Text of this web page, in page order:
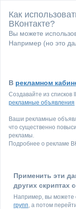
Как
ВКонтакте?
Вы можете
Например (но это
В рекламном
Создавайте из списков
рекламные объявления
Ваши рекламные
что существенно
рекламы.
Подробнее о рекламе
Применить эти
других скриптах
Например, вы можете
групп, а потом